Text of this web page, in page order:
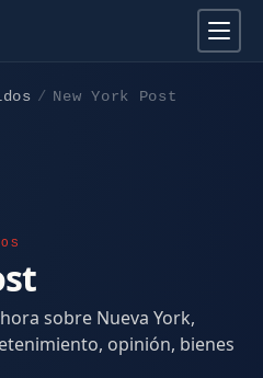
New York Post
sobre Nueva York,
opinión, bienes